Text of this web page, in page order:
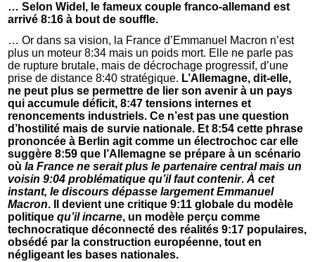
… Selon Widel, le fameux couple franco-allemand est
arrivé 8:16 à bout de souffle.
… Or dans sa vision, la France d’Emmanuel Macron n’est
plus un moteur 8:34 mais un poids mort. Elle ne parle pas
de rupture brutale, mais de décrochage progressif, d’une
prise de distance 8:40 stratégique. L’Allemagne, dit-elle,
ne peut plus se permettre de lier son avenir à un pays
qui accumule déficit, 8:47 tensions internes et
renoncements industriels. Ce n’est pas une question
d’hostilité mais de survie nationale. Et 8:54 cette phrase
prononcée à Berlin agit comme un électrochoc car elle
suggère 8:59 que l’Allemagne se prépare à un scénario
oùla France ne serait plus le partenaire central mais un
voisin 9:04 problématique qu’il faut contenir.À cet
instant, le discours dépasse largement Emmanuel
Macron. Il devient une critique 9:11 globale du modèle
politiquequ’il incarne, un modèle perçu comme
technocratique déconnecté des réalités 9:17 populaires,
obsédé par la construction européenne, tout en
négligeant les bases nationales.